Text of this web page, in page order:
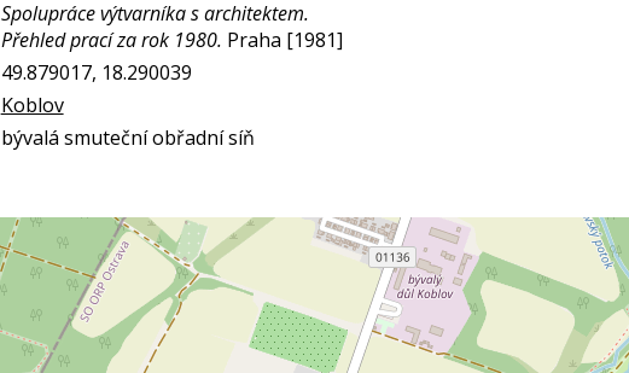
Spolupráce výtvarníka s architektem.
Přehled prací za rok 1980. Praha [1981]
49.879017, 18.290039
Koblov
bývalá smuteční obřadní síň